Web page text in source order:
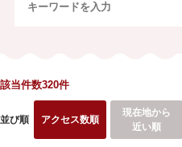
該当件数320件
並び順 アクセス数順
現在地から
近い順